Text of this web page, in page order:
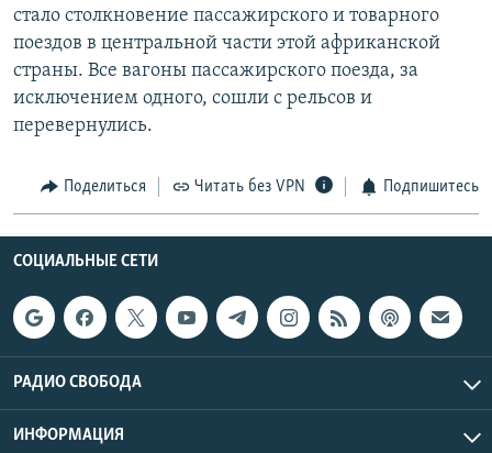
ПОДПИШИТЕСЬ НА РАССЫЛКУ
СОЦИАЛЬНЫЕ СЕТИ
стало столкновение пассажирского и товарного
поездов в центральной части этой африканской
страны. Все вагоны пассажирского поезда, за
исключением одного, сошли с рельсов и
перевернулись.
Поделиться Читать без VPN Подпишитесь
СОЦИАЛЬНЫЕ СЕТИ
РАДИО СВОБОДА
ИНФОРМАЦИЯ